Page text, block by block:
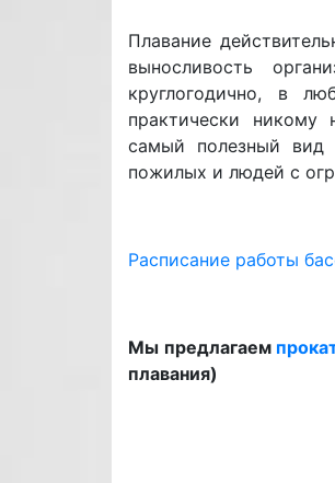
Плавание
выносливость
круглогодично, в
практически никому
самый полезный вид
пожилых и людей с
Расписание работы
Мы предлагаем
плавания)